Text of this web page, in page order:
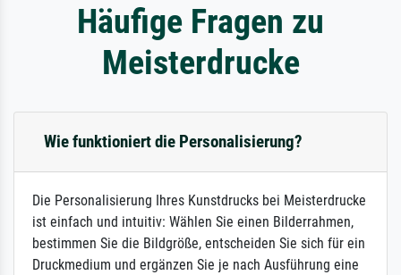
Häufige Fragen zu
Meisterdrucke
Wie funktioniert die Personalisierung?
Die Personalisierung Ihres Kunstdrucks bei Meisterdrucke
ist einfach und intuitiv: Wählen Sie einen Bilderrahmen,
bestimmen Sie die Bildgröße, entscheiden Sie sich für ein
Druckmedium und ergänzen Sie je nach Ausführung eine